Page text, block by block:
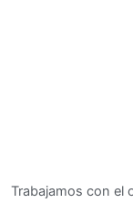
Trabajamos con el